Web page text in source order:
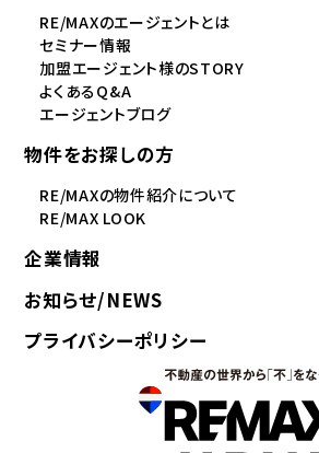
RE/MAXのエージェントとは
セミナー情報
加盟エージェント様のSTORY
よくあるQ&A
エージェントブログ
物件をお探しの方
RE/MAXの物件紹介について
RE/MAX LOOK
企業情報
お知らせ/NEWS
プライバシーポリシー